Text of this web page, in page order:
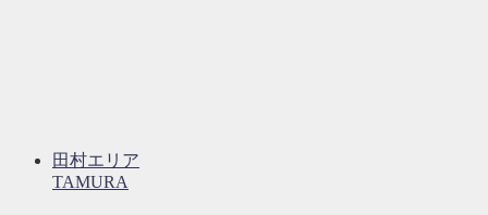
田村エリア
TAMURA